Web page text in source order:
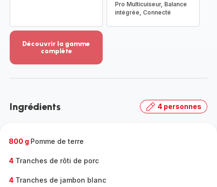
Pro Multicuiseur, Balance
intégrée, Connecté
Découvrir la gamme
complète
-
gamme
Ingrédients 4 personnes
800 g Pomme de terre
4 Tranches de rôti de porc
4 Tranches de jambon blanc